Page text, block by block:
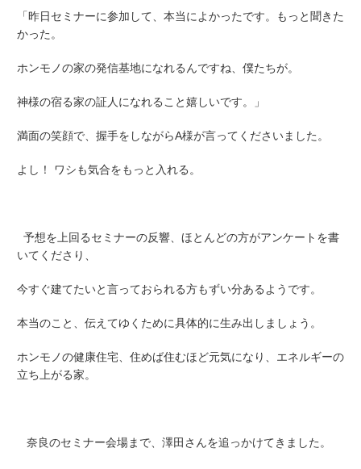
「昨日セミナーに参加して、本当によかったです。もっと聞きた
かった。
ホンモノの家の発信基地になれるんですね、僕たちが。
神様の宿る家の証人になれること嬉しいです。」
満面の笑顔で、握手をしながらA様が言ってくださいました。
よし！ ワシも気合をもっと入れる。
予想を上回るセミナーの反響、ほとんどの方がアンケートを書
いてくださり、
今すぐ建てたいと言っておられる方もずい分あるようです。
本当のこと、伝えてゆくために具体的に生み出しましょう。
ホンモノの健康住宅、住めば住むほど元気になり、エネルギーの
立ち上がる家。
奈良のセミナー会場まで、澤田さんを追っかけてきました。